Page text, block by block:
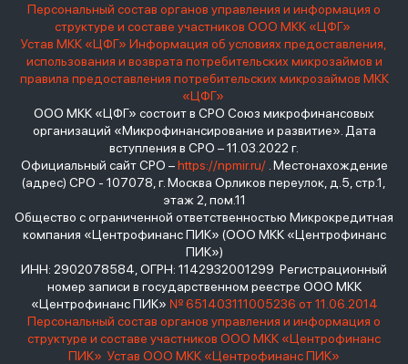
Персональный состав органов управления и информация о
структуре и составе участников ООО МКК «ЦФГ»
Устав МКК «ЦФГ» Информация об условиях предоставления,
использования и возврата потребительских микрозаймов и
правила предоставления потребительских микрозаймов МКК
«ЦФГ»
ООО МКК «ЦФГ» состоит в СРО Союз микрофинансовых
организаций «Микрофинансирование и развитие». Дата
вступления в СРО – 11.03.2022 г.
Официальный сайт СРО –https://npmir.ru/. Местонахождение
(адрес) СРО - 107078, г. Москва Орликов переулок, д.5, стр.1,
этаж 2, пом.11
Общество с ограниченной ответственностью Микрокредитная
компания «Центрофинанс ПИК» (ООО МКК «Центрофинанс
ПИК»)
ИНН: 2902078584, ОГРН: 1142932001299 Регистрационный
номер записи в государственном реестре ООО МКК
«Центрофинанс ПИК» № 651403111005236 от 11.06.2014
Персональный состав органов управления и информация о
структуре и составе участников ООО МКК «Центрофинанс
ПИК» Устав ООО МКК «Центрофинанс ПИК»